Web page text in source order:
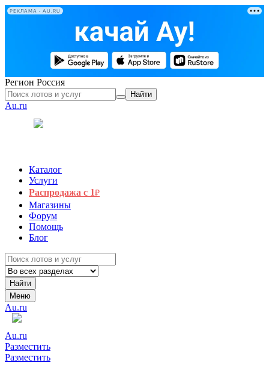
РЕКЛАМА • AU.RU
Регион Россия
Найти
Au.ru
Каталог
Услуги
Распродажа с 1₽
Магазины
Форум
Помощь
Блог
Найти
Меню
Au.ru
Au.ru
Разместить
Разместить